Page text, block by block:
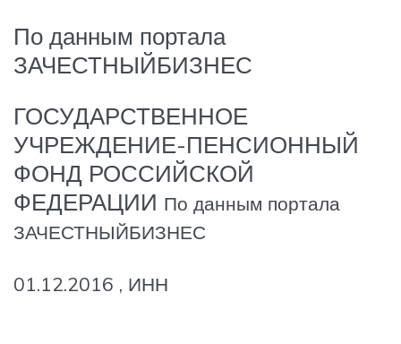
По данным портала
ЗАЧЕСТНЫЙБИЗНЕС
ГОСУДАРСТВЕННОЕ
УЧРЕЖДЕНИЕ-ПЕНСИОННЫЙ
ФОНД РОССИЙСКОЙ
ФЕДЕРАЦИИ По данным портала
ЗАЧЕСТНЫЙБИЗНЕС
01.12.2016 , ИНН